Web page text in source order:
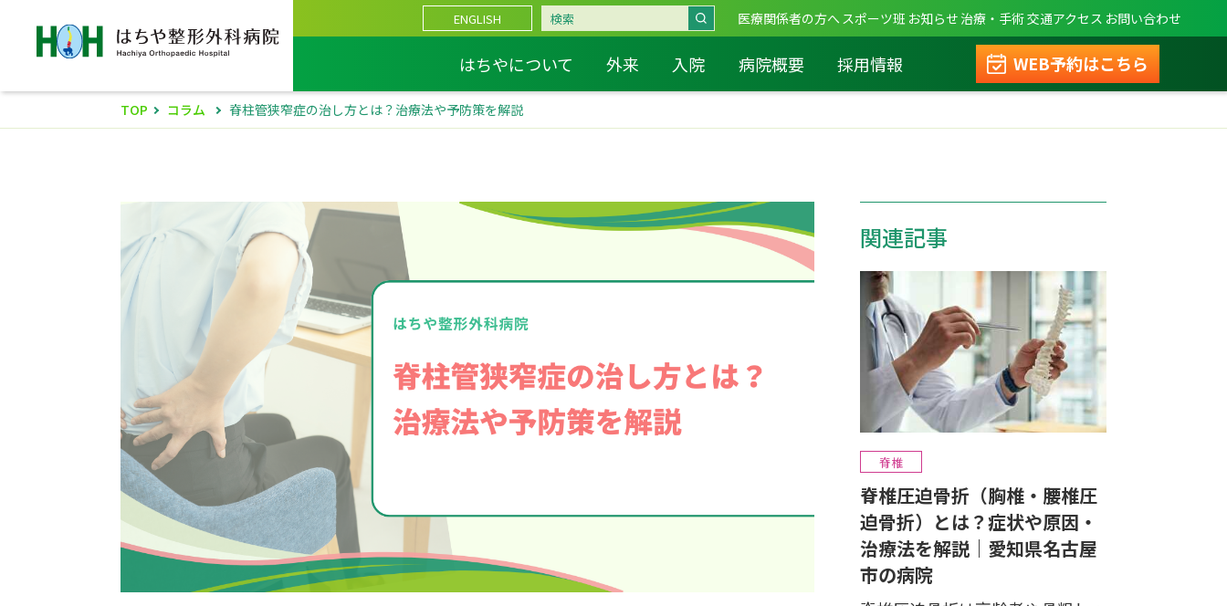
ENGLISH 医療関係者の方へ スポーツ班 お知らせ治療・手術交通アクセス お問い合わせ
はちやについて 外来 入院 病院概要 採用情報 WEB予約はこちら
TOP コラム 脊柱管狭窄症の治し方とは？治療法や予防策を解説
関連記事
脊椎
脊椎圧迫骨折（胸椎・腰椎圧
迫骨折）とは？症状や原因・
治療法を解説｜愛知県名古屋
市の病院